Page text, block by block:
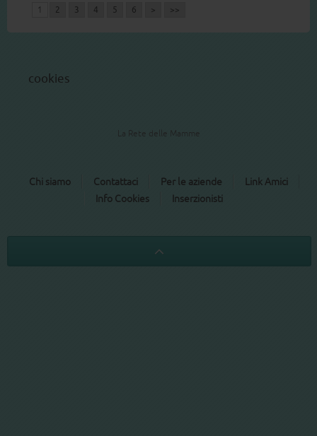
1 2 3 4 5 6 > >>
cookies
La Rete delle Mamme
Chi siamo Contattaci Per le aziende
Link Amici
Info Cookies
Inserzionisti